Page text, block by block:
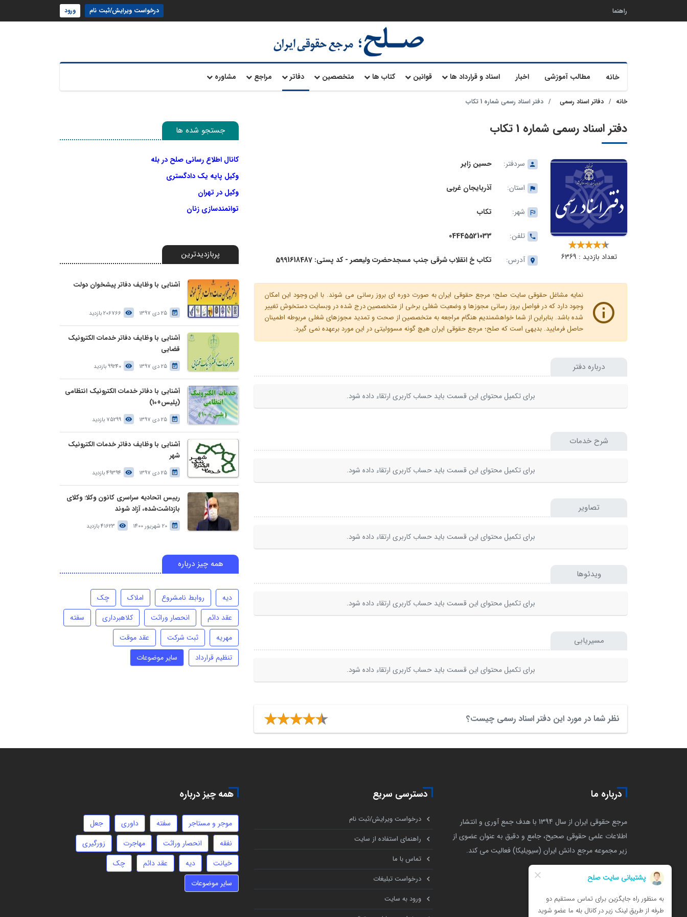
راهنما درخواست ویرایش/ثبت نام ورود
خانه مطالب آموزشی اخبار اسناد و قرارداد ها قوانین کتاب ها متخصصین دفاتر مراجع مشاوره
خانه دفاتر اسناد رسمی دفتر اسناد رسمی شماره 1 تکاب
دفتر اسناد رسمی شماره 1 تکاب
تعداد بازدید : 6369
سردفتر: حسین زایر
استان: آذربایجان غربی
شهر: تکاب
تلفن: 04445521033
آدرس: تکاب خ انقلاب شرقی جنب مسجدحضرت ولیعصر - کد پستی: 5991618487
نمایه مشاغل حقوقی سایت صلح؛ مرجع حقوقی ایران به صورت دوره ای بروز رسانی می شوند. با این وجود این امکان
وجود دارد که در فواصل بروز رسانی مجوزها و وضعیت شغلی برخی از متخصصین درج شده در وبسایت دستخوش تغییر
شده باشد. بنابراین از شما خواهشمندیم هنگام مراجعه به متخصصین از صحت و تمدید مجوزهای شغلی مربوطه اطمینان
حاصل فرمایید. بدیهی است که صلح؛ مرجع حقوقی ایران هیچ گونه مسوولیتی در این مورد برعهده نمی گیرد.
درباره دفتر
برای تکمیل محتوای این قسمت باید حساب کاربری ارتقاء داده شود.
شرح خدمات
برای تکمیل محتوای این قسمت باید حساب کاربری ارتقاء داده شود.
تصاویر
برای تکمیل محتوای این قسمت باید حساب کاربری ارتقاء داده شود.
ویدئوها
برای تکمیل محتوای این قسمت باید حساب کاربری ارتقاء داده شود.
مسیریابی
برای تکمیل محتوای این قسمت باید حساب کاربری ارتقاء داده شود.
نظر شما در مورد این دفتر اسناد رسمی چیست؟
جستجو شده ها
کانال اطلاع رسانی صلح در بله
وکیل پایه یک دادگستری
وکیل در تهران
توانمندسازی زنان
پربازدیدترین
آشنایی با وظایف دفاتر پیشخوان دولت
25 دی 1397 206766 بازدید
آشنایی با وظایف دفاتر خدمات الکترونیک
قضایی
25 دی 1397 99240 بازدید
آشنایی با دفاتر خدمات الکترونیک انتظامی
(پلیس+10)
25 دی 1397 75299 بازدید
آشنایی با وظایف دفاتر خدمات الکترونیک
شهر
25 دی 1397 49394 بازدید
رییس اتحادیه سراسری کانون وکلا: وکلای
بازداشت‌شده، آزاد شوند
20 شهریور 1400 41623 بازدید
همه چیز درباره
دیه روابط نامشروع املاک
چک
عقد دائم
انحصار وراثت کلاهبرداری
سفته
مهریه
ثبت شرکت
عقد موقت
تنظیم قرارداد
سایر موضوعات
درباره ما
مرجع حقوقی ایران از سال 1394 با هدف جمع آوری و انتشار
اطلاعات علمی حقوقی صحیح، جامع و دقیق به عنوان عضوی از
زیر مجموعه مرجع دانش ایران (سیویلیکا) فعالیت می کند.
دسترسی سریع
درخواست ویرایش/ثبت نام
راهنمای استفاده از سایت
تماس با ما
درخواست تبلیغات
ورود به سایت
همه چیز درباره
موجر و مستاجر سفته داوری
جعل
نفقه
انحصار وراثت مهاجرت
زورگیری
خیانت
دیه عقد دائم
چک
سایر موضوعات